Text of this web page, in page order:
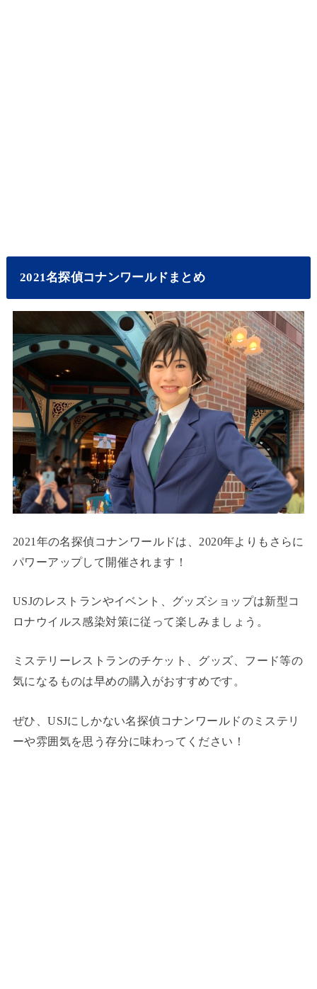
2021名探偵コナンワールドまとめ
2021年の名探偵コナンワールドは、2020年よりもさらに
パワーアップして開催されます！
USJのレストランやイベント、グッズショップは新型コ
ロナウイルス感染対策に従って楽しみましょう。
ミステリーレストランのチケット、グッズ、フード等の
気になるものは早めの購入がおすすめです。
ぜひ、USJにしかない名探偵コナンワールドのミステリ
ーや雰囲気を思う存分に味わってください！